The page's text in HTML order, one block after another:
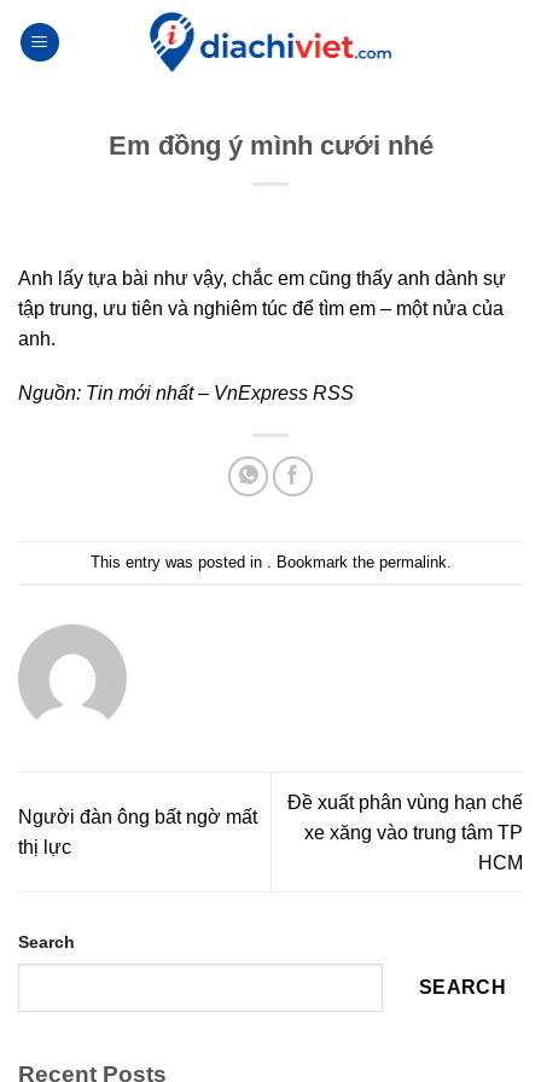
Em đồng ý mình cưới nhé
Anh lấy tựa bài như vậy, chắc em cũng thấy anh dành sự
tập trung, ưu tiên và nghiêm túc để tìm em – một nửa của
anh.
Nguồn: Tin mới nhất – VnExpress RSS
This entry was posted in . Bookmark the permalink
Người đàn ông bất ngờ mất
thị lực
Đề xuất phân vùng hạn chế
xe xăng vào trung tâm TP
HCM
Search
SEARCH
Recent Posts